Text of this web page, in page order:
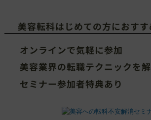
美容転科はじめての方におすす
オンラインで気軽に参加
美容業界の転職テクニックを
セミナー参加者特典あり